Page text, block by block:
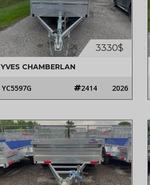
3330$
YVES CHAMBERLAN
YC5597G 2414 2026